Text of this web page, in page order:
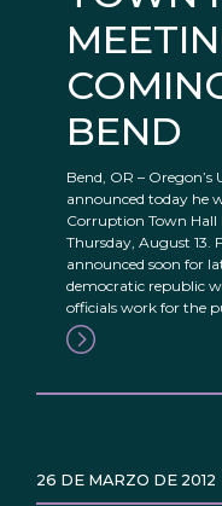
BEND
Bend, OR – Oregon’s
announced today he
Corruption Town Hall
Thursday, August 13.
announced soon for
democratic republic
officials work for the
26 DE MARZO DE 2012